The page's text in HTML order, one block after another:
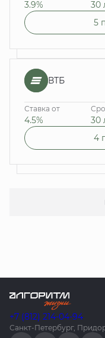
3.9% 30
5
ВТБ
Ставка от
4.5% 30
4
+7 (812) 214-04-94
Санкт-Петербург,